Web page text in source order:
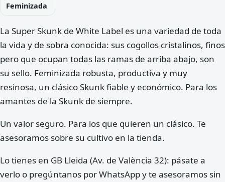
Feminizada
La Super Skunk de White Label es una variedad de toda
la vida y de sobra conocida: sus cogollos cristalinos, finos
pero que ocupan todas las ramas de arriba abajo, son
su sello. Feminizada robusta, productiva y muy
resinosa, un clásico Skunk fiable y económico. Para los
amantes de la Skunk de siempre.
Un valor seguro. Para los que quieren un clásico. Te
asesoramos sobre su cultivo en la tienda.
Lo tienes en GB Lleida (Av. de València 32): pásate a
verlo o pregúntanos por WhatsApp y te asesoramos sin